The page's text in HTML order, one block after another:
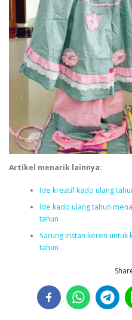
Artikel menarik lainnya:
Ide kreatif kado ulang
Ide kado ulang tahun
tahun
Sarung instan keren untuk
tahun